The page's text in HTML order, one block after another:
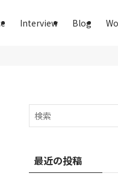
Interview Blog
最近の投稿